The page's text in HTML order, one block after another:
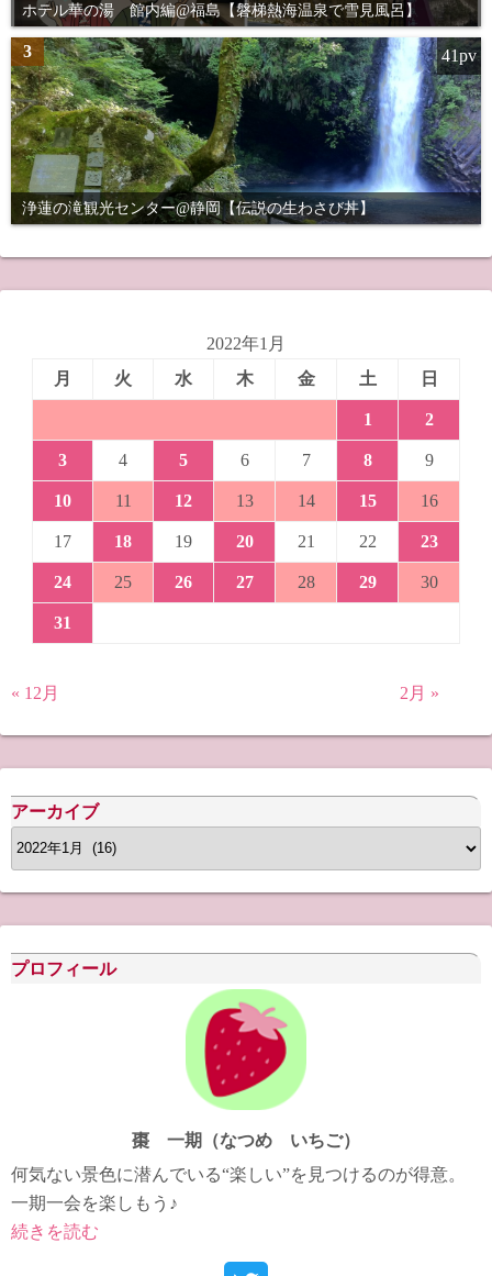
ホテル華の湯 館内編@福島【磐梯熱海温泉で雪見風呂】
3
浄蓮の滝観光センター@静岡【伝説の生わさび丼】
41pv
2022年1月
月
火 水 木 金 土 日
1 2
3 4 5 6 7 8 9
10 11 12 13 14 15 16
17 18 19 20 21 22 23
24 25 26 27 28 29 30
31
« 12月 2月 »
アーカイブ
ア
ー
カ
イ
ブ
プロフィール
棗 一期（なつめ いちご）
何気ない景色に潜んでいる“楽しい”を見つけるのが得意。
一期一会を楽しもう♪
続きを読む